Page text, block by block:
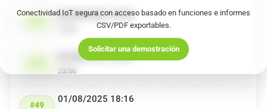
03/08/2025 18:59
02/08/2025 18:57
23:56
#49
01/08/2025 18:16
Conectividad IoT segura con acceso basado en funciones e informes
CSV/PDF exportables.
Solicitar una demostración